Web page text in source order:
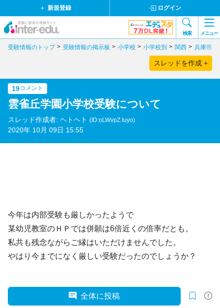
新規登録 ログイン
検索 メニュー
受験情報のトップ 受験情報の掲示板 小学校 小学校別 関西 兵庫県
スレッドを作成 +
19コメント
雲雀丘学園小学校受験について
スレッド作成者: ヘトヘト (ID:oLWvpZ.Iuyo)
2020年 10月 09日 15:55
今年は内部受験も厳しかったようで
某幼児教室のＨＰでは併願は6倍近くの倍率だとも。
私共も残念ながらご縁はいただけませんでした。
やはり今までになく厳しい受験だったのでしょうか？
全体に投稿